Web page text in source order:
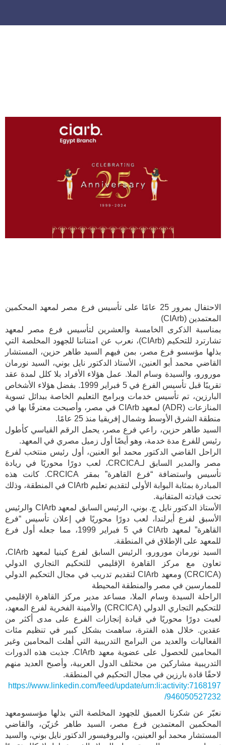
الاحتفال بمرور 25 عامًا على تأسيس فرع مصر لمعهد المحكمين
المعتمدين (CIArb)
بمناسبة الذكرى الخامسة والعشرين لتأسيس فرع مصر لمعهد
تشارترد للتحكيم (CIArb)، نعرب عن امتناننا للجهود المخلصة التي
بذلها مؤسسو فرع مصر، بمن فيهم السيد طاهر حزين، المستشار
القاضي محمد أبو العنين، الأستاذ الدكتور نايل بوني، السيد نورمان
مورورو، والسيدة وسام الملا. عمل هؤلاء الأفراد بلا كلل لمدة عقد
تقريبًا قبل تأسيس الفرع في 5 فبراير 1999. بفضل هؤلاء الأشخاص
البارزين، تم تأسيس خدمات وبرامج التعليم الخاصة ببدائل تسوية
المنازعات (ADR) لمعهد CIArb في مصر، وأصبحت معترفًا بها في
منطقة الشرق الأوسط وشمال إفريقيا منذ 25 عامًا.
السيد طاهر حزين، راعي فرع مصر، يحمل الرقم القياسي كأطول
رئيس للفرع مدة خدمة، وهو أيضًا أول زميل مصري في المعهد.
الراحل القاضي الدكتور محمد أبو العنين، أول رئيس منتخب لفرع
مصر والمدير السابق لـCRCICA، لعب دورًا محوريًا في ريادة
تأسيس واستضافة “فرع القاهرة” بمقر CRCICA. كانت هذه
المبادرة بمثابة البوابة الأولى لتقديم تعليم CIArb في المنطقة، وذلك
تحت قيادته المتفانية.
الأستاذ الدكتور نايل ج. بوني، الرئيس السابق لمعهد CIArb والرئيس
الأسبق لفرع أيرلندا، لعب دورًا محوريًا في إعلان تأسيس “فرع
القاهرة” لمعهد CIArb في 5 فبراير 1999، مما جعله أول فرع
للمعهد على الإطلاق في المنطقة.
السيد نورمان مورورو، الرئيس السابق لفرع كينيا لمعهد CIArb،
تعاون مع مركز القاهرة الإقليمي للتحكيم التجاري الدولي
(CRCICA) ومعهد CIArb لتقديم تدريب في مجال التحكيم الدولي
للممارسين في مصر والمنطقة المحيطة
الراحلة السيدة وسام الملا، مساعد مدير مركز القاهرة الإقليمي
للتحكيم التجاري الدولي (CRCICA) والأمينة الفخرية لفرع المعهد،
لعبت دورًا محوريًا في قيادة إنجازات الفرع على مدى أكثر من
عقدين. خلال هذه الفترة، ساهمت بشكل كبير في تنظيم مئات
الفعاليات والعديد من البرامج التدريبية التي أهلت المحامين وغير
المحامين للحصول على عضوية معهد CIArb. جذبت هذه الدورات
التدريبية مشاركين من مختلف الدول العربية، وأصبح العديد منهم
لاحقًا قادة بارزين في مجال التحكيم في المنطقة.
https://www.linkedin.com/feed/update/urn:li:activity:7168197
946050527232/
نعبّر عن شكرنا العميق للجهود المخلصة التي بذلها مؤسسومعهد
المحكمين المعتمدين فرع مصر، السيد طاهر حُزيّن، والقاضي
المستشار محمد أبو العينين، والبروفيسور الدكتور نايل بوني، والسيد